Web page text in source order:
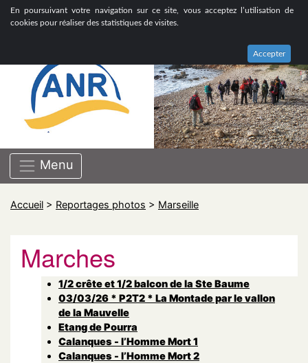
En poursuivant votre navigation sur ce site, vous acceptez l’utilisation de
cookies pour réaliser des statistiques de visites.
Accepter
ASSOCIATION NATIONALE DE RETRAITÉS GROUPE
BOUCHES-DU-RHÔNE
Menu
Accueil > Reportages photos > Marseille
Marches
1/2 crête et 1/2 balcon de la Ste Baume
03/03/26 * P2T2 * La Montade par le vallon
de la Mauvelle
Etang de Pourra
Calanques - l’Homme Mort 1
Calanques - l’Homme Mort 2